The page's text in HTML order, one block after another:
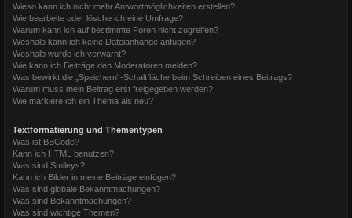
Wieso kann ich nicht mehr Antwortmöglichkeiten erstellen?
Wie bearbeite oder lösche ich eine Umfrage?
Warum kann ich auf bestimmte Foren nicht zugreifen?
Weshalb kann ich keine Dateianhänge anfügen?
Weshalb wurde ich verwarnt?
Wie kann ich Beiträge den Moderatoren melden?
Was bewirkt die „Speichern“-Schaltfläche beim Schreiben eines Beitrags?
Warum muss mein Beitrag erst freigegeben werden?
Wie markiere ich ein Thema als neu?
Textformatierung und Thementypen
Was ist BBCode?
Kann ich HTML benutzen?
Was sind Smileys?
Kann ich Bilder in meine Beiträge einfügen?
Was sind globale Bekanntmachungen?
Was sind Bekanntmachungen?
Was sind wichtige Themen?